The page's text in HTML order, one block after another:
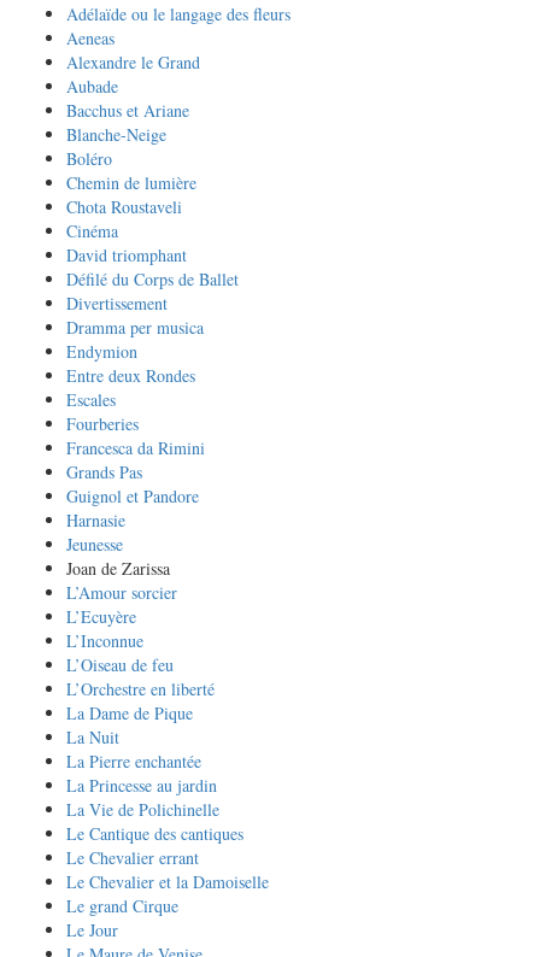
Adélaïde ou le langage des fleurs
Aeneas
Alexandre le Grand
Aubade
Bacchus et Ariane
Blanche-Neige
Boléro
Chemin de lumière
Chota Roustaveli
Cinéma
David triomphant
Défilé du Corps de Ballet
Divertissement
Dramma per musica
Endymion
Entre deux Rondes
Escales
Fourberies
Francesca da Rimini
Grands Pas
Guignol et Pandore
Harnasie
Jeunesse
Joan de Zarissa
L’Amour sorcier
L’Ecuyère
L’Inconnue
L’Oiseau de feu
L’Orchestre en liberté
La Dame de Pique
La Nuit
La Pierre enchantée
La Princesse au jardin
La Vie de Polichinelle
Le Cantique des cantiques
Le Chevalier errant
Le Chevalier et la Damoiselle
Le grand Cirque
Le Jour